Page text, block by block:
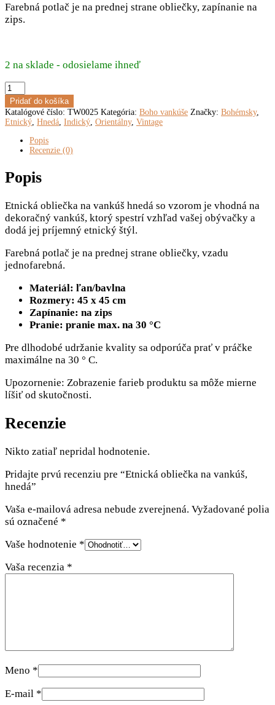
Farebná potlač je na prednej strane obliečky, zapínanie na
zips.
2 na sklade - odosielame ihneď
množstvo
Etnická
obliečka
na
vankúš,
Pridať do košíka
Katalógové číslo: TW0025 Kategória: Boho vankúše Značky: Bohémsky,
Etnický Hnedá Indický Orientálny, Vintage
Popis
Recenzie (0)
Popis
Etnická obliečka na vankúš hnedá so vzorom je vhodná na
dekoračný vankúš, ktorý spestrí vzhľad vašej obývačky a
dodá jej príjemný etnický štýl.
Farebná potlač je na prednej strane obliečky, vzadu
jednofarebná.
Materiál: ľan/bavlna
Rozmery: 45 x 45 cm
Zapínanie: na zips
Pranie: pranie max. na 30 °C
Pre dlhodobé udržanie kvality sa odporúča prať v práčke
maximálne na 30 ° C.
Upozornenie: Zobrazenie farieb produktu sa môže mierne
líšiť od skutočnosti.
Recenzie
Nikto zatiaľ nepridal hodnotenie.
Pridajte prvú recenziu pre “Etnická obliečka na vankúš,
hnedá”
Vaša e-mailová adresa nebude zverejnená. Vyžadované polia
sú označené *
Vaše hodnotenie *
Vaša recenzia *
Meno *
E-mail *